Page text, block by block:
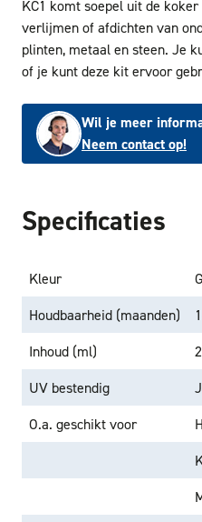
KC1 komt soepel uit de
verlijmen of afdichten van
plinten, metaal en steen. Je
of je kunt deze kit ervoor
Wil je meer
Neem contact op!
Specificaties
Kleur
Houdbaarheid (maanden)
Inhoud (ml)
UV bestendig
O.a. geschikt voor